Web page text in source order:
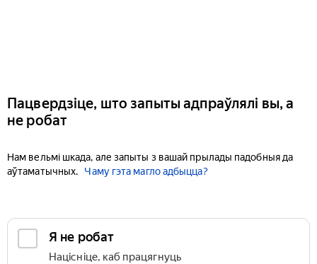
Пацвердзіце, што запыты адпраўлялі вы, а
не робат
Нам вельмі шкада, але запыты з вашай прылады падобныя да
аўтаматычных.
Чаму гэта магло адбыцца?
Я не робат
Націсніце, каб працягнуць